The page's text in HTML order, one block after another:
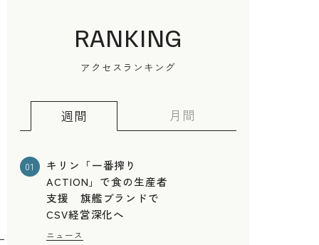
RANKING
アクセスランキング
週間 月間
01
キリン「一番搾り
ACTION」で食の生産者
支援 旗艦ブランドで
CSV経営深化へ
ニュース